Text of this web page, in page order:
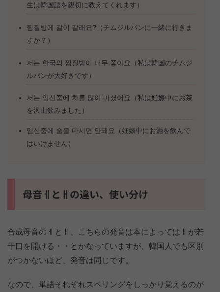
生は韓国語を親切に教えてくれます）
찜질방에 같이 갈래요?（チムジルバンに一緒に行きま
すか？）
저는 한국의 찜질방이 너무 좋아요（私は韓国のチムジ
ルバンが大好きです）
저는 임신중에 차를 많이 마셨어요（私は妊娠中にお茶
を沢山飲みました）
임신중에 술을 마시면 안돼요（妊娠中にお酒を飲んで
はいけません）
母音ㅔとㅐの違い、使い分け
合成母音のㅔとㅐ、こちらの発音は本によってはㅐが若
干口を開ける・・とかなっていますが、韓国人でも区別
がつかないほど、発音は同じです。
なので、単語それぞれスペリングをしっかり覚えるのが